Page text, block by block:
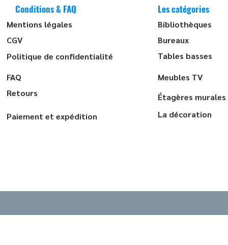
Conditions & FAQ
Mentions légales
CGV
Politique de confidentialité
FAQ
Retours
Paiement et expédition
Les catégories
Bibliothèques
Bureaux
Tables basses
Meubles TV
Étagères murales
La décoration